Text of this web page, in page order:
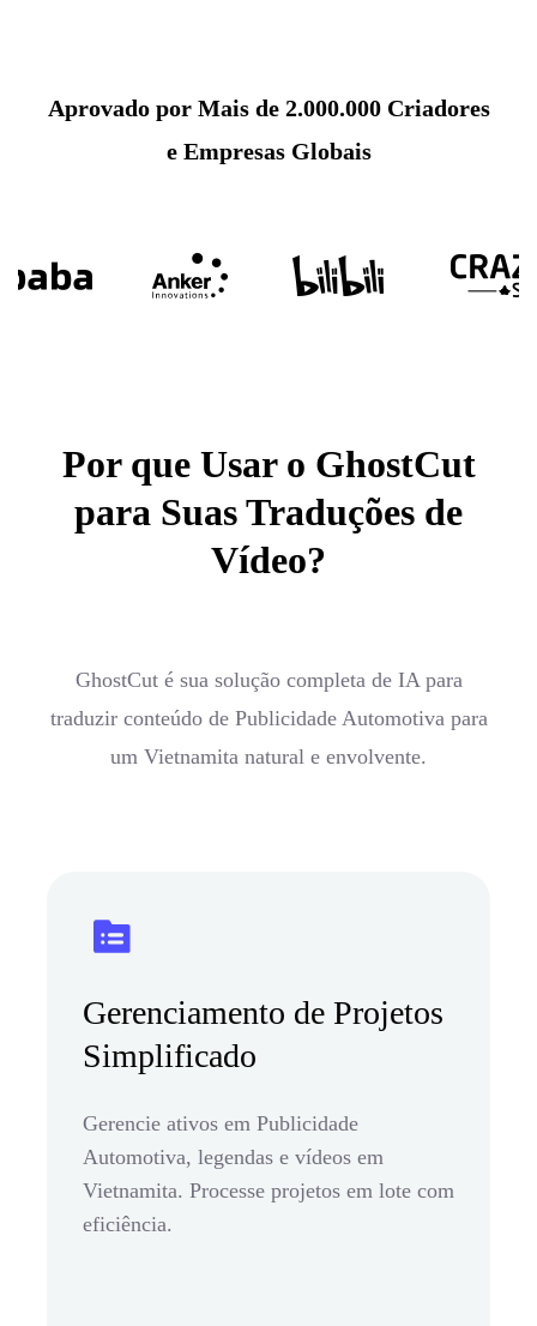
Aprovado por Mais de 2.000.000 Criadores
e Empresas Globais
Por que Usar o GhostCut
para Suas Traduções de
Vídeo?
GhostCut é sua solução completa de IA para
traduzir conteúdo de Publicidade Automotiva para
um Vietnamita natural e envolvente.
Gerenciamento de Projetos
Simplificado
Gerencie ativos em Publicidade
Automotiva, legendas e vídeos em
Vietnamita. Processe projetos em lote com
eficiência.